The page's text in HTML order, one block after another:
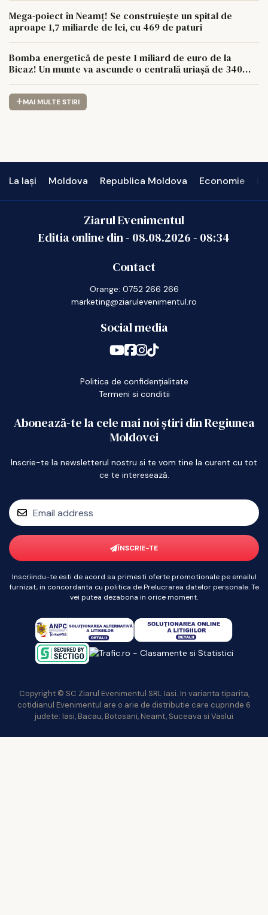
Mega-poiect în Neamț! Se construiește un spital de
aproape 1,7 miliarde de lei, cu 469 de paturi
Bomba energetică de peste 1 miliard de euro de la
Bicaz! Un munte va ascunde o centrală uriașă de 340
MAI MULTE STIRI
La Iași Moldova Republica Moldova Economie
Ziarul Evenimentul
Editia online din - 08.08.2026- 08:34
Contact
Orange: 0752 266 266
marketing@ziarulevenimentul.ro
Social media
Politica de confidențialitate
Termeni si conditii
Abonează-te la cele mai noi știri din Regiunea
Moldovei
Inscrie-te la newsletterul nostru si te vom tine la curent cu tot
ce te interesează.
ÎNSCRIE-TE
Inscriindu-te esti de acord sa primesti oferte promotionale pe emailul
furnizat, in concordanta cu politica de Prelucrarea datelor personale. Te
vei putea dezabona in orice moment.
Copyright © SC Ziarul Evenimentul SRL Iasi. In varianta tiparita,
cotidianul Evenimentul are o arie de distributie care cuprinde 6
judete: Iasi, Bacau, Botosani, Neamt, Suceava si Vaslui